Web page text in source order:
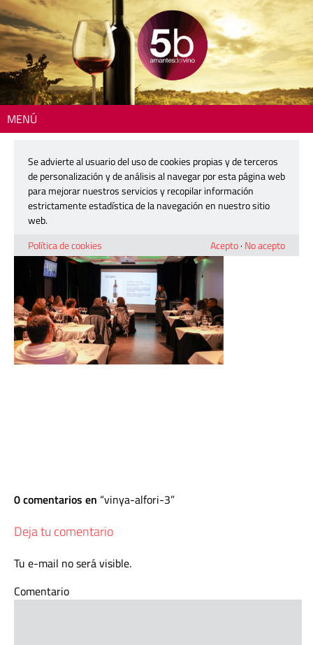
MENÚ
vinya-alfori-3
3 octubre, 2025
0 comentarios en vinya-alfori-3
Deja tu comentario
Tu e-mail no será visible.
Comentario
Se advierte al usuario del uso de cookies propias y de terceros
de personalización y de análisis al navegar por esta página web
para mejorar nuestros servicios y recopilar información
estrictamente estadística de la navegación en nuestro sitio
web.
Política de cookies
Acepto· No acepto